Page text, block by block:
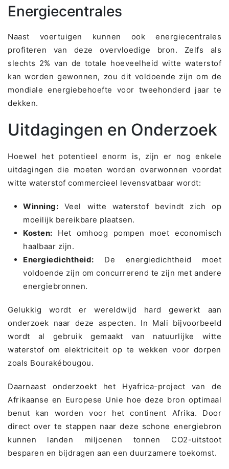
Energiecentrales
Naast voertuigen kunnen ook energiecentrales
profiteren van deze overvloedige bron. Zelfs als
slechts 2% van de totale hoeveelheid witte waterstof
kan worden gewonnen, zou dit voldoende zijn om de
mondiale energiebehoefte voor tweehonderd jaar te
dekken.
Uitdagingen en Onderzoek
Hoewel het potentieel enorm is, zijn er nog enkele
uitdagingen die moeten worden overwonnen voordat
witte waterstof commercieel levensvatbaar wordt:
Winning: Veel witte waterstof bevindt zich op
moeilijk bereikbare plaatsen.
Kosten: Het omhoog pompen moet economisch
haalbaar zijn.
Energiedichtheid: De energiedichtheid moet
voldoende zijn om concurrerend te zijn met andere
energiebronnen.
Gelukkig wordt er wereldwijd hard gewerkt aan
onderzoek naar deze aspecten. In Mali bijvoorbeeld
wordt al gebruik gemaakt van natuurlijke witte
waterstof om elektriciteit op te wekken voor dorpen
zoals Bourakébougou.
Daarnaast onderzoekt het Hyafrica-project van de
Afrikaanse en Europese Unie hoe deze bron optimaal
benut kan worden voor het continent Afrika. Door
direct over te stappen naar deze schone energiebron
kunnen landen miljoenen tonnen CO2-uitstoot
besparen en bijdragen aan een duurzamere toekomst.